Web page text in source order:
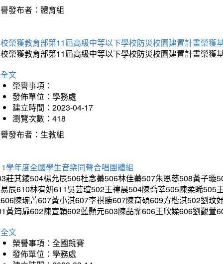
發布者：體育組
榮獲教育部第11屆高級中等以下學校防災校園建置計畫榮獲
榮獲教育部第11屆高級中等以下學校防災校園建置計畫榮獲
文
榮譽事項：
發佈單位：學務處
建立時間：2023-04-17
瀏覽次數：418
發布者：生教組
學年度全國學生音樂同聲合唱團體組
莊其錂504楊允辰506杜念蓁506林佳蓁507朱恩慈508黃子
辰610林宥妍611吳芸瑄502王禕晨504陳喬莘505陳柔睎
陳琬菁607黃小淇607李祺勝607陳育碩609方楷淇502劉
黃筠扉602陳宣穎602藍顥元603陳品霏606王欣媃606劉覲萱
文
榮譽事項：全國競賽
發佈單位：學務處